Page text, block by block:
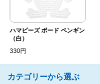
ハマビーズ ボード ペンギン
（白）
330円
カテゴリーから選ぶ